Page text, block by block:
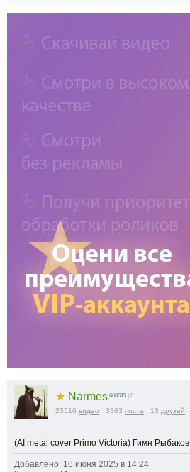
★ Narmes 660615 | 0
23516 видео 3363 поста 13 друзей
(AI metal cover Primo Victoria) Гимн Рыбаков
Добавлено: 16 июня 2025 в 14:24